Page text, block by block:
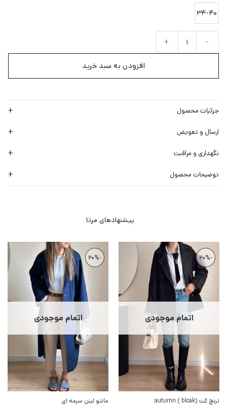
34-40
افزودن به سبد خرید
جزئیات محصول
ارسال و تعویض
نگهداری و مراقبت
توضیحات محصول
-20%
اتمام موجودی
ترنچ کت autumn ( blcak)
-20%
اتمام موجودی
مانتو لینن سرمه ای